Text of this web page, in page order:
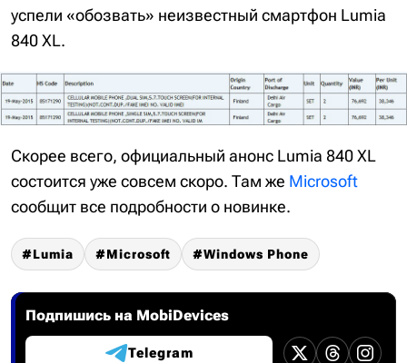
успели «обозвать» неизвестный смартфон Lumia
840 XL.
Скорее всего, официальный анонс Lumia 840 XL
состоится уже совсем скоро. Там же Microsoft
сообщит все подробности о новинке.
Lumia Microsoft Windows Phone
Подпишись на MobiDevices
Telegram